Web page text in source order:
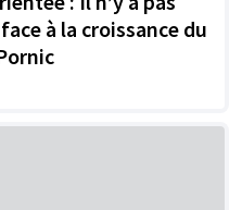
à la croissance du